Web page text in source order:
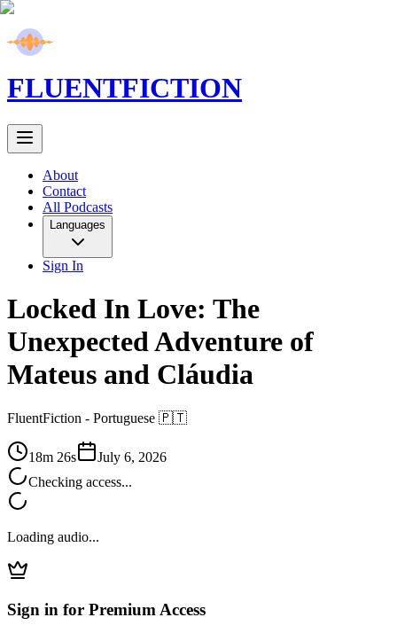
FLUENTFICTION
About
Contact
All Podcasts
Languages
Sign In
Locked In Love: The
Unexpected Adventure of
Mateus and Cláudia
FluentFiction - Portuguese 🇵🇹
18m 26s
July 6, 2026
Checking access...
Loading audio...
Sign in for Premium Access